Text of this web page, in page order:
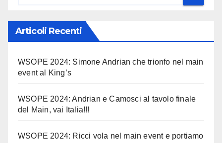
Articoli Recenti
WSOPE 2024: Simone Andrian che trionfo nel main
event al King’s
WSOPE 2024: Andrian e Camosci al tavolo finale
del Main, vai Italia!!!
WSOPE 2024: Ricci vola nel main event e portiamo